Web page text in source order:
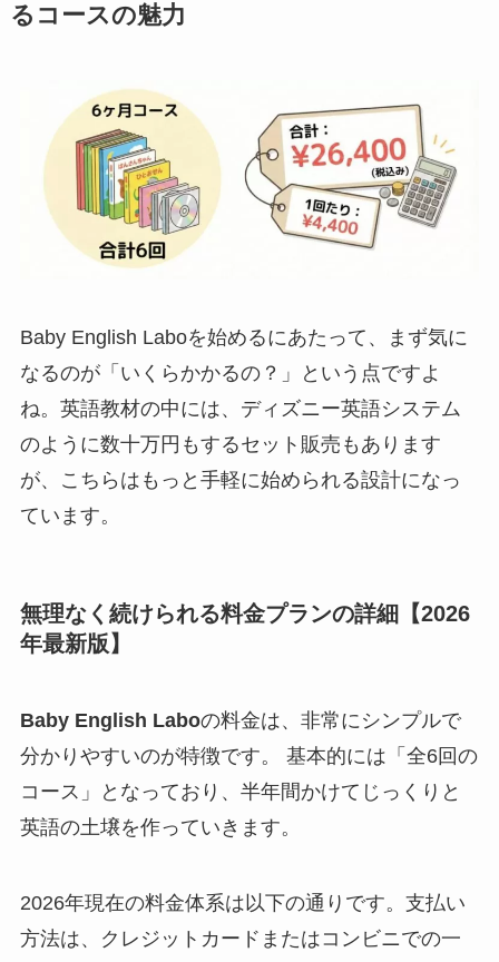
るコースの魅力
Baby English Laboを始めるにあたって、まず気に
なるのが「いくらかかるの？」という点ですよ
ね。英語教材の中には、ディズニー英語システム
のように数十万円もするセット販売もあります
が、こちらはもっと手軽に始められる設計になっ
ています。
無理なく続けられる料金プランの詳細【2026
年最新版】
Baby English Laboの料金は、非常にシンプルで
分かりやすいのが特徴です。 基本的には「全6回の
コース」となっており、半年間かけてじっくりと
英語の土壌を作っていきます。
2026年現在の料金体系は以下の通りです。支払い
方法は、クレジットカードまたはコンビニでの一